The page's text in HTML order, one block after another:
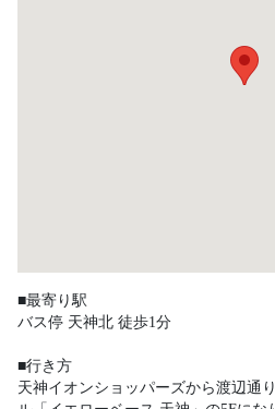
■最寄り駅
バス停 天神北 徒歩1分
■行き方
天神イオンショッパーズから渡辺通